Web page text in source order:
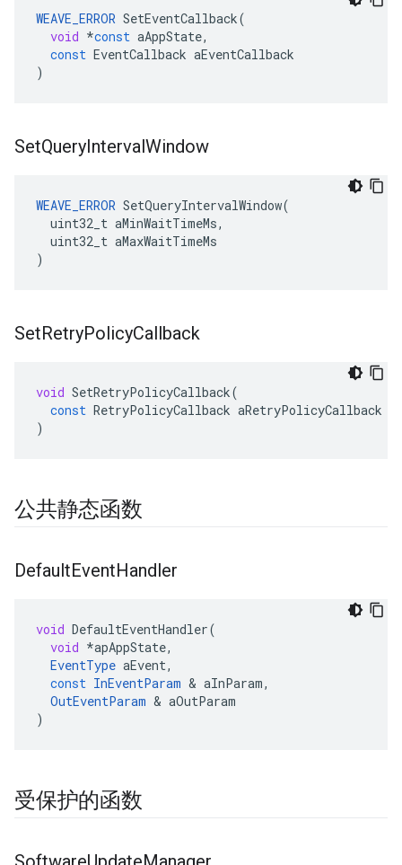
WEAVE_ERROR SetEventCallback(
void *const aAppState,
const EventCallback aEventCallback
)
SetQueryIntervalWindow
WEAVE_ERROR SetQueryIntervalWindow(
  uint32_t aMinWaitTimeMs,
  uint32_t aMaxWaitTimeMs
)
SetRetryPolicyCallback
void SetRetryPolicyCallback(
const RetryPolicyCallback aRetryPolicyCallback
)
公共静态函数
DefaultEventHandler
void DefaultEventHandler(
void *apAppState,
EventType aEvent,
const InEventParam & aInParam,
OutEventParam & aOutParam
)
受保护的函数